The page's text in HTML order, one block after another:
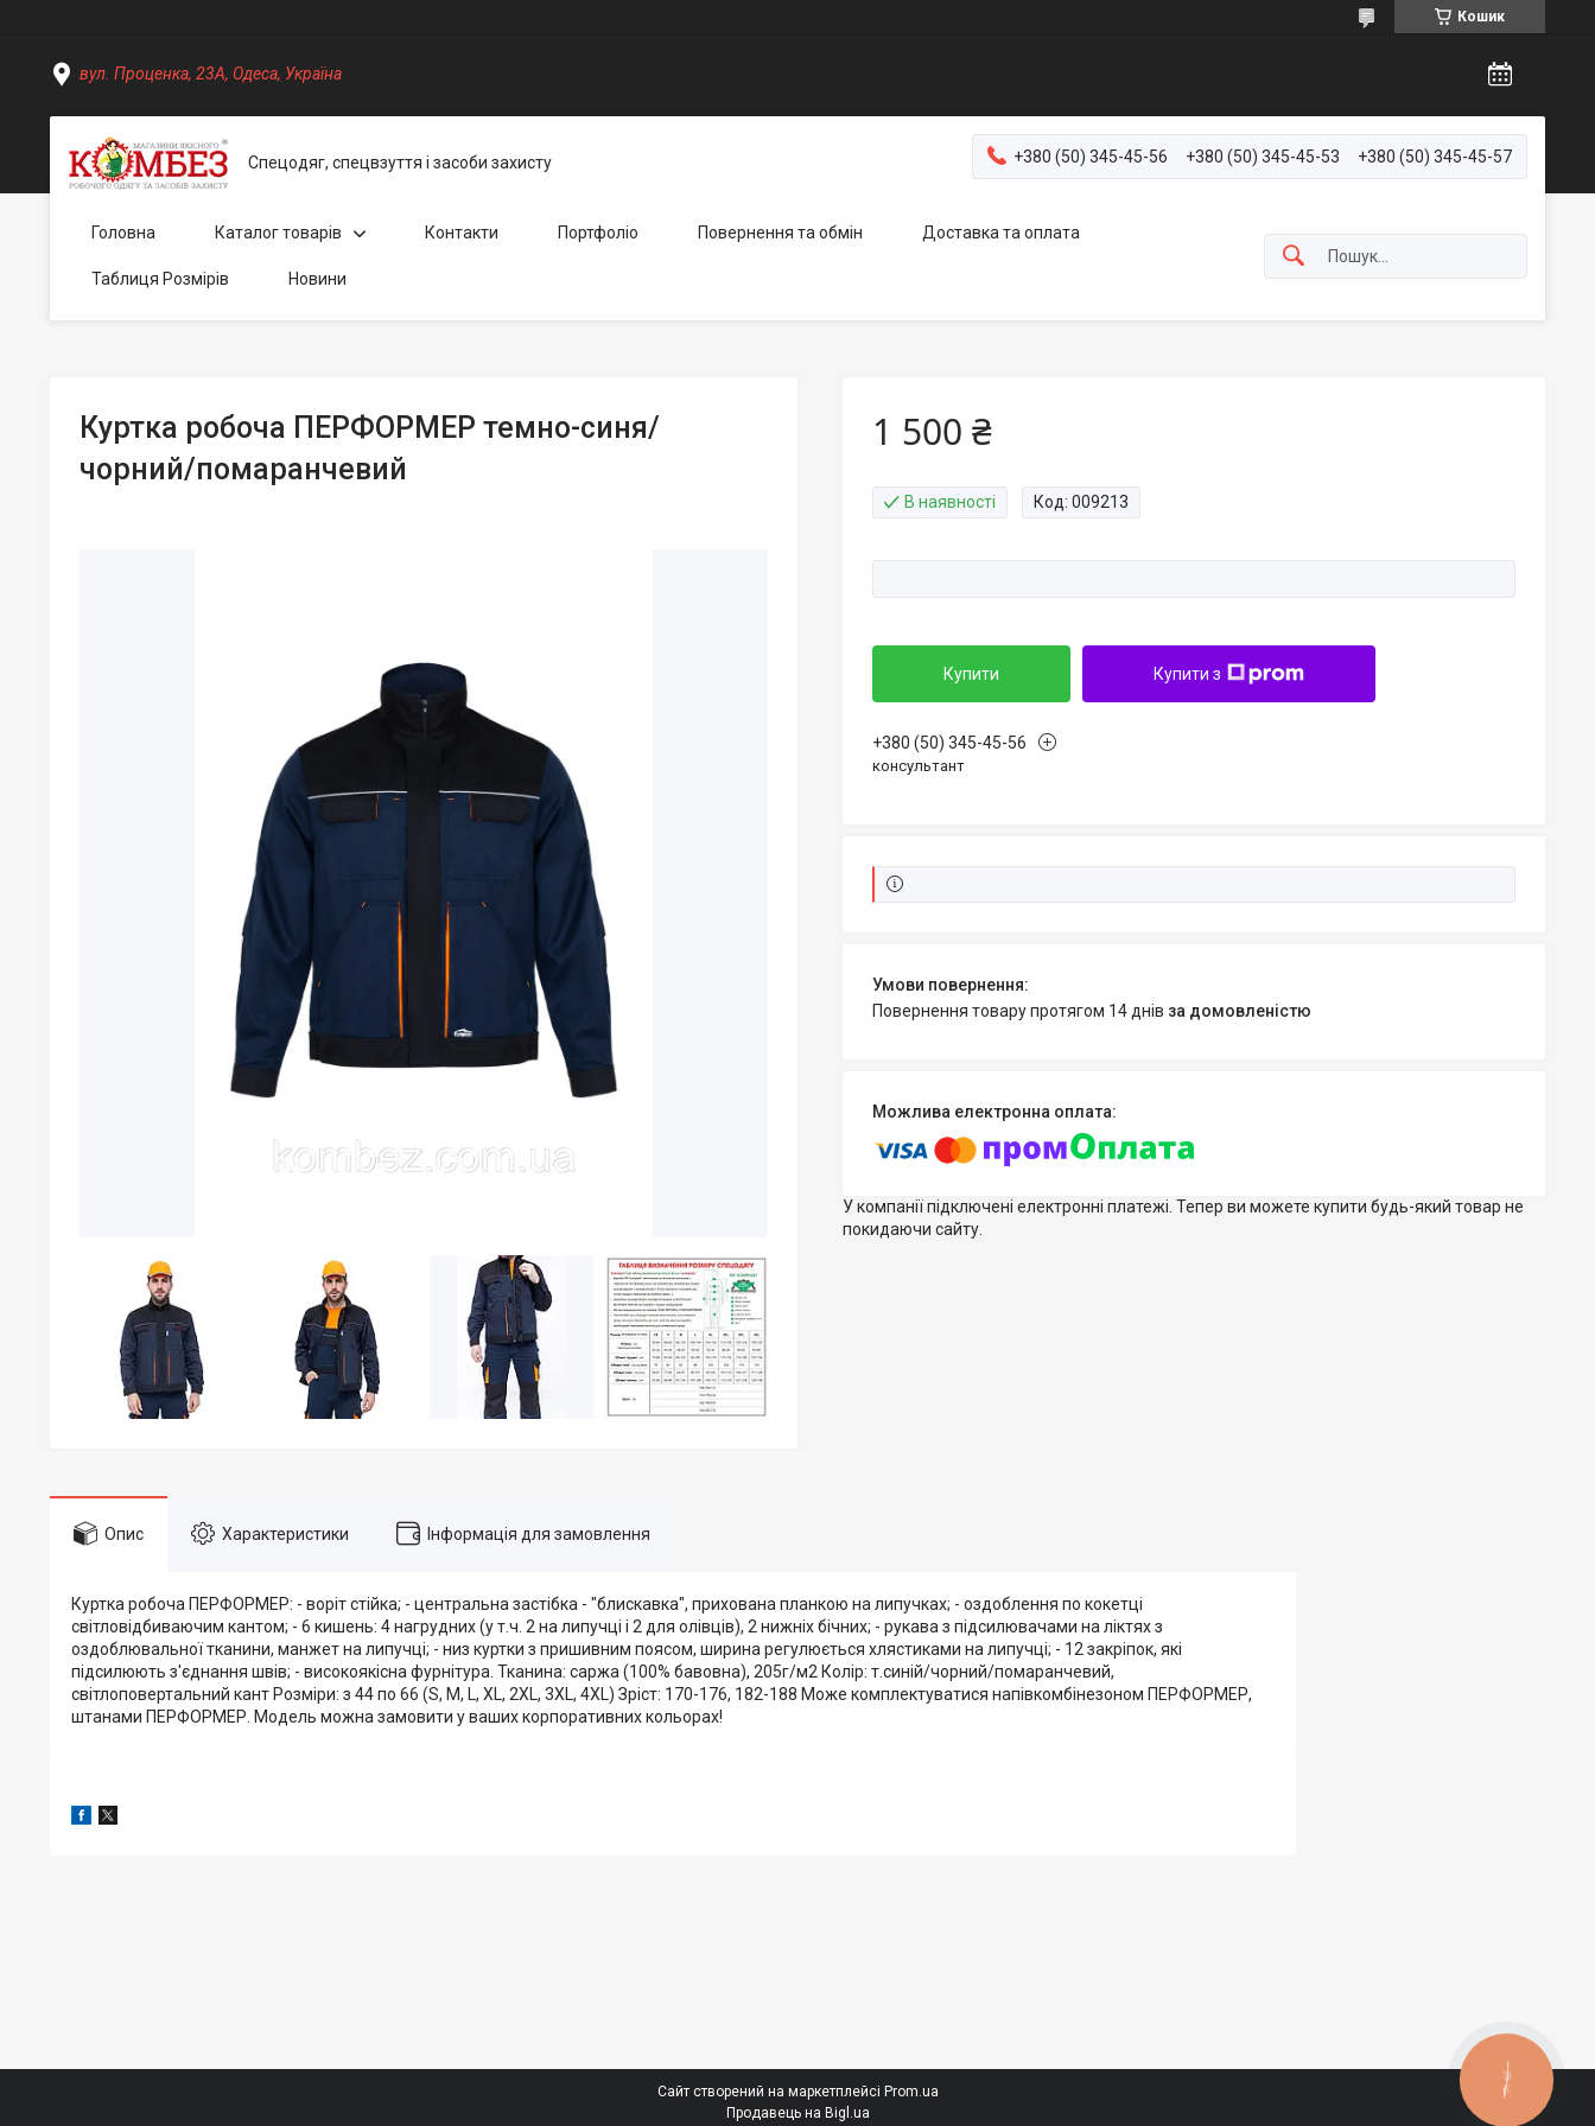
Кошик
вул. Проценка, 23А, Одеса, Україна
Спецодяг, спецвзуття і засоби захисту +380 (50) 345-45-56 +380 (50) 345-45-53 +380 (50) 345-45-57
Головна Каталог товарів Контакти Портфоліо Повернення та обмін Доставка та оплата
Таблиця Розмірів Новини
Куртка робоча ПЕРФОРМЕР темно-синя/
чорний/помаранчевий
1 500 ₴
В наявності Код: 009213
Купити Купити з
+380 (50) 345-45-56
консультант
повернення товару протягом 14 днів за домовленістю
У компанії підключені електронні платежі. Тепер ви можете купити будь-який товар не
покидаючи сайту.
Опис Характеристики Інформація для замовлення
Куртка робоча ПЕРФОРМЕР: - воріт стійка; - центральна застібка - "блискавка", прихована планкою на липучках; - оздоблення по кокетці
світловідбиваючим кантом; - 6 кишень: 4 нагрудних (у т.ч. 2 на липучці і 2 для олівців), 2 нижніх бічних; - рукава з підсилювачами на ліктях з
оздоблювальної тканини, манжет на липучці; - низ куртки з пришивним поясом, ширина регулюється хлястиками на липучці; - 12 закріпок, які
підсилюють з'єднання швів; - високоякісна фурнітура. Тканина: саржа (100% бавовна), 205г/м2 Колір: т.синій/чорний/помаранчевий,
світлоповертальний кант Розміри: з 44 по 66 (S, М, L, XL, 2XL, 3XL, 4XL) Зріст: 170-176, 182-188 Може комплектуватися напівкомбінезоном ПЕРФОРМЕР,
штанами ПЕРФОРМЕР. Модель можна замовити у ваших корпоративних кольорах!
Сайт створений на маркетплейсі Prom.ua
Продавець на Bigl.ua
КНОПКА
ЗВ'ЯЗКУ